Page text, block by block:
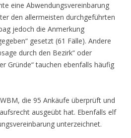
eine Abwendungsvereinbarung
den allermeisten durchgeführten
jedoch die Anmerkung
gesetzt (61 Fälle). Andere
durch den Bezirk“ oder
Gründe“ tauchen ebenfalls häufig
die 95 Ankäufe überprüft und
ausgeübt hat. Ebenfalls elf
unterzeichnet.